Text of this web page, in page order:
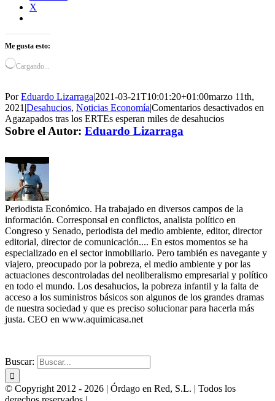
X
Me gusta esto:
Cargando...
PorEduardo Lizarraga|2021-03-21T10:01:20+01:00marzo 11th,
2021 |Desahucios, Noticias Economía|Comentarios desactivados en
Agazapados tras los ERTEs esperan miles de desahucios
Sobre el Autor: Eduardo Lizarraga
Periodista Económico. Ha trabajado en diversos campos de la
información. Corresponsal en conflictos, analista político en
Congreso y Senado, periodista del medio ambiente, editor, director
editorial, director de comunicación.... En estos momentos se ha
especializado en el sector inmobiliario. Pero también es navegante y
viajero, preocupado por la pobreza, el medio ambiente y por las
actuaciones descontroladas del neoliberalismo empresarial y político
en todo el mundo. Los desahucios, la pobreza infantil y la falta de
acceso a los suministros básicos son algunos de los grandes dramas
de nuestra sociedad y que es preciso solucionar para hacerla más
justa. CEO en www.aquimicasa.net
Buscar:
© Copyright 2012 - 2026 | Órdago en Red, S.L. | Todos los